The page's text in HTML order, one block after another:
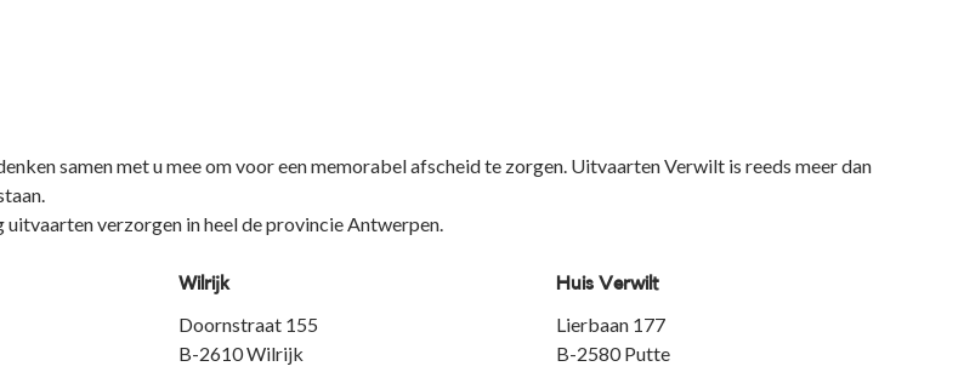
samen met u mee om voor een memorabel afscheid te zorgen. Uitvaarten Verwilt is reeds meer dan
verzorgen in heel de provincie Antwerpen.
Wilrijk
Doornstraat 155
B-2610 Wilrijk
Huis Verwilt
Lierbaan 177
B-2580 Putte